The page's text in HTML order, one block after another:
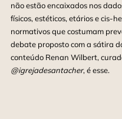
não estão encaixados nos
físicos, estéticos, etários e cis-
normativos que costumam
debate proposto com a sátira
conteúdo Renan Wilbert,
@igrejadesantacher, é esse.